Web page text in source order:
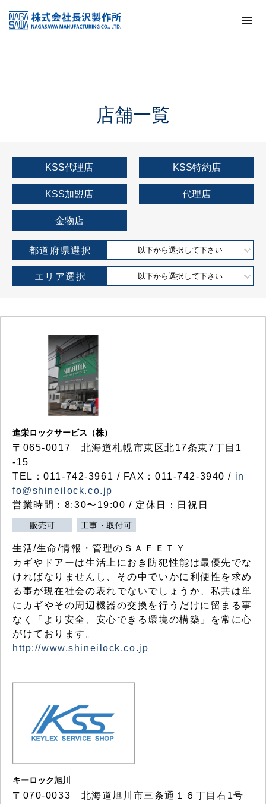
KSS加盟店・取扱店情報
店舗一覧
店舗一覧
KSS代理店 KSS特約店
KSS加盟店 代理店
金物店
都道府県選択 以下から選択して下さい
エリア選択 以下から選択して下さい
進栄ロックサービス（株）
〒065-0017 北海道札幌市東区北17条東7丁目1
-15
TEL：011-742-3961 / FAX：011-742-3940 / in
fo@shineilock.co.jp
営業時間：8:30〜19:00 / 定休日：日祝日
販売可 工事・取付可
生活/生命/情報・管理のＳＡＦＥＴＹ
カギやドアーは生活上におき防犯性能は最優先でな
ければなりませんし、その中でいかに利便性を求め
る事が現在社会の表れでないでしょうか、私共は単
にカギやその周辺機器の交換を行うだけに留まる事
なく「より安全、安心できる環境の構築」を常に心
がけております。
http://www.shineilock.co.jp
キーロック旭川
〒070-0033 北海道旭川市三条通１６丁目右1号